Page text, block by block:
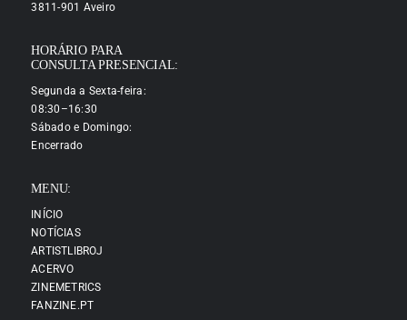
3811-901 Aveiro
HORÁRIO PARA
CONSULTA PRESENCIAL:
Segunda a Sexta-feira:
08:30–16:30
Sábado e Domingo:
Encerrado
MENU:
INÍCIO
NOTÍCIAS
ARTISTLIBROJ
ACERVO
ZINEMETRICS
FANZINE.PT